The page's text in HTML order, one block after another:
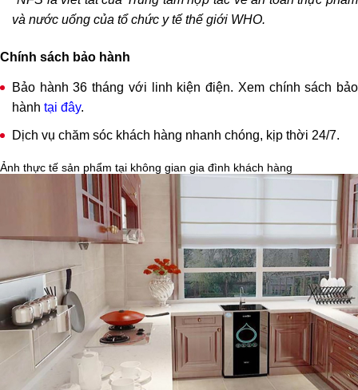
CẢNH BÁO NƯỚC CẤP YẾU
Giúp tăng tuổi thọ và độ bền của hệ thống linh kiện và màng lọc
CẢNH BÁO RÒ RỈ NƯỚC
Đảm bảo an toàn tuyệt đối trước mọi sự cố tràn nước, chập cháy
Tiết kiệm chi phí
và nước uống của tổ chức y tế thế giới WHO.
Chính sách bảo hành
Bảo hành 36 tháng với linh kiện điện. Xem chính sách bảo
hành tại đây.
Dịch vụ chăm sóc khách hàng nhanh chóng, kịp thời 24/7.
Ảnh thực tế sản phẩm tại không gian gia đình khách hàng